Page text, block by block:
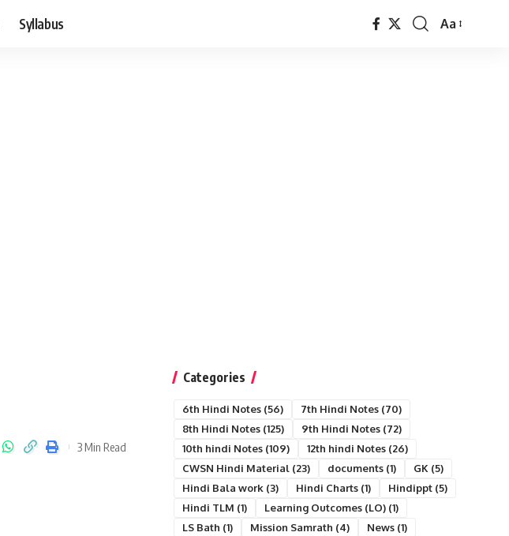
Syllabus
Font
Aa
3 Min Read
Categories
6th Hindi Notes(56) 7th Hindi Notes(70)
8th Hindi Notes(125) 9th Hindi Notes(72)
10th hindi Notes(109) 12th hindi Notes(26)
CWSN Hindi Material(23) documents(1) GK (5)
Hindi Bala work(3) Hindi Charts(1) Hindippt(5)
Hindi TLM (1) Learning Outcomes (LO)(1)
LS Bath (1) Mission Samrath (4) News(1)